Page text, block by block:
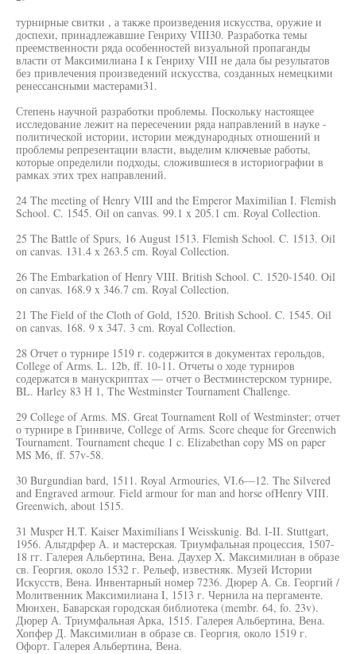
турнирные свитки , а также произведения искусства, оружие и
доспехи, принадлежавшие Генриху VIII30. Разработка темы
преемственности ряда особенностей визуальной пропаганды
власти от Максимилиана I к Генриху VIII не дала бы результатов
без привлечения произведений искусства, созданных немецкими
ренессансными мастерами31.
Степень научной разработки проблемы. Поскольку настоящее
исследование лежит на пересечении ряда направлений в науке -
политической истории, истории международных отношений и
проблемы репрезентации власти, выделим ключевые работы,
которые определили подходы, сложившиеся в историографии в
рамках этих трех направлений.
24 The meeting of Henry VIII and the Emperor Maximilian I. Flemish
School. C. 1545. Oil on canvas. 99.1 x 205.1 cm. Royal Collection.
25 The Battle of Spurs, 16 August 1513. Flemish School. C. 1513. Oil
on canvas. 131.4 x 263.5 cm. Royal Collection.
26 The Embarkation of Henry VIII. British School. C. 1520-1540. Oil
on canvas. 168.9 x 346.7 cm. Royal Collection.
21 The Field of the Cloth of Gold, 1520. British School. C. 1545. Oil
on canvas. 168. 9 x 347. 3 cm. Royal Collection.
28 Отчет о турнире 1519 г. содержится в документах герольдов,
College of Arms. L. 12b, ff. 10-11. Отчеты о ходе турниров
содержатся в манускриптах — отчет о Вестминстерском турнире,
BL. Harley 83 Н 1, The Westminster Tournament Challenge.
29 College of Arms. MS. Great Tournament Roll of Westminster; отчет
о турнире в Гринвиче, College of Arms. Score cheque for Greenwich
Tournament. Tournament cheque 1 c. Elizabethan copy MS on paper
MS M6, ff. 57v-58.
30 Burgundian bard, 1511. Royal Armouries, VI.6—12. The Silvered
and Engraved armour. Field armour for man and horse ofHenry VIII.
Greenwich, about 1515.
31 Musper H.T. Kaiser Maximilians I Weisskunig. Bd. I-II. Stuttgart,
1956. Альтдрфер А. и мастерская. Триумфальная процессия, 1507-
18 гг. Галерея Альбертина, Вена. Даухер X. Максимилиан в образе
св. Георгия, около 1532 г. Рельеф, известняк. Музей Истории
Искусств, Вена. Инвентарный номер 7236. Дюрер А. Св. Георгий /
Молитвенник Максимилиана I, 1513 г. Чернила на пергаменте.
Мюнхен, Баварская городская библиотека (membr. 64, fo. 23v).
Дюрер А. Триумфальная Арка, 1515. Галерея Альбертина, Вена.
Хопфер Д. Максимилиан в образе св. Георгия, около 1519 г.
Офорт. Галерея Альбертина, Вена.